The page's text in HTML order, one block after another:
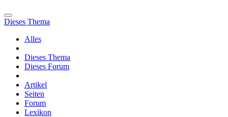
Dieses Thema
Alles
Dieses Thema
Dieses Forum
Artikel
Seiten
Forum
Lexikon